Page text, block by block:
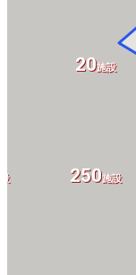
250施設
20施設